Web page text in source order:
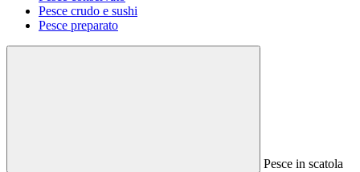
Pesce crudo e sushi
Pesce preparato
Pesce in scatola